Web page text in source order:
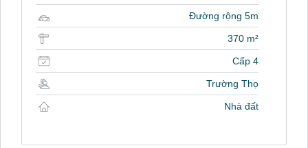
Đường rộng 5m
370 m²
Cấp 4
Trường Thọ
Nhà đất